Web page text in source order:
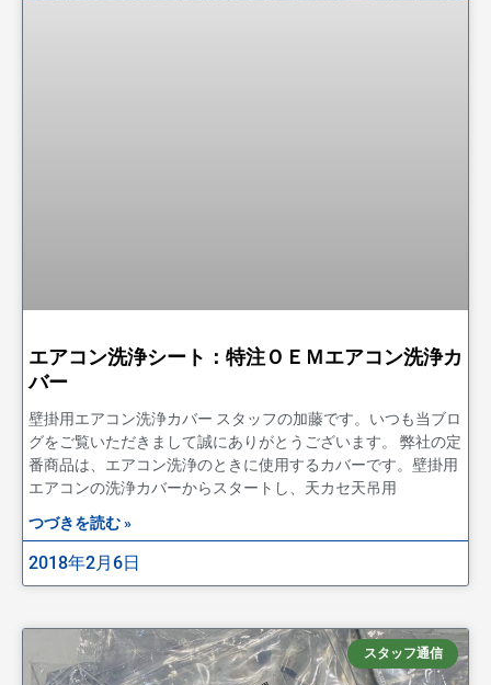
エアコン洗浄シート：特注ＯＥＭエアコン洗浄カ
バー
壁掛用エアコン洗浄カバー スタッフの加藤です。いつも当ブロ
グをご覧いただきまして誠にありがとうございます。 弊社の定
番商品は、エアコン洗浄のときに使用するカバーです。壁掛用
エアコンの洗浄カバーからスタートし、天カセ天吊用
つづきを読む »
2018年2月6日
スタッフ通信